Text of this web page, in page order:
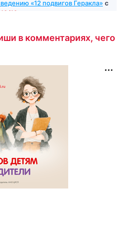
1 с результатом 21/21
в комментариях, чего